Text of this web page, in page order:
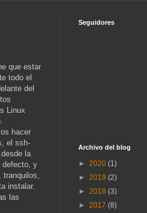
que estar
todo el
del
Linux
hacer
el ssh-
la
defecto, y
instalar.
las
Seguidores
Archivo del blog
► 2020 (1)
► 2019 (2)
► 2018 (3)
► 2017 (8)